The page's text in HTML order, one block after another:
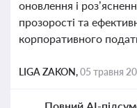
оновлення і
прозорості та
корпоративного
LIGA ZAKON,05 травня